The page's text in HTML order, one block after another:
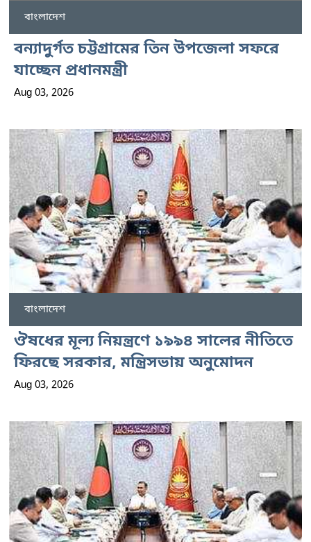
বাংলাদেশ
বন্যাদুর্গত চট্টগ্রামের তিন উপজেলা সফরে
যাচ্ছেন প্রধানমন্ত্রী
Aug 03, 2026
বাংলাদেশ
ঔষধের মূল্য নিয়ন্ত্রণে ১৯৯৪ সালের নীতিতে
ফিরছে সরকার, মন্ত্রিসভায় অনুমোদন
Aug 03, 2026